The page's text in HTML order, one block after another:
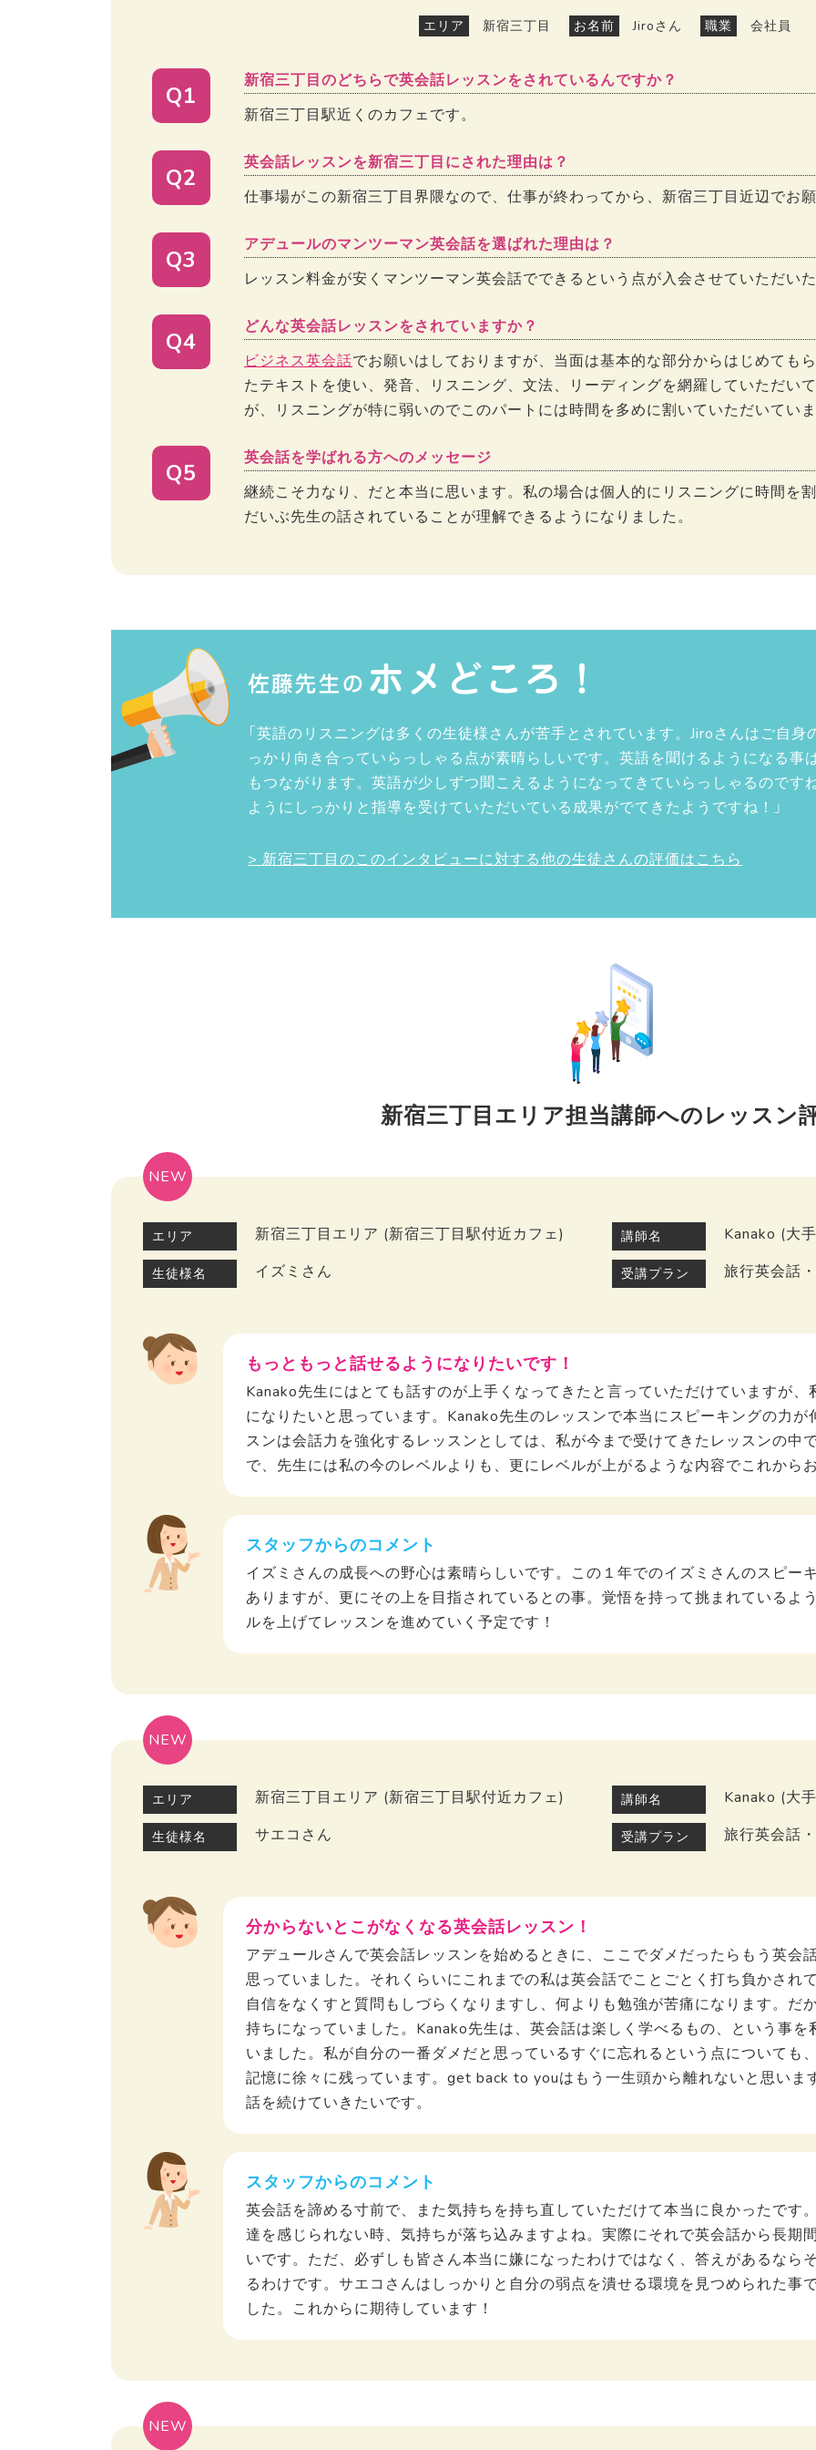
エリア 新宿三丁目 お名前 Jiroさん 職業 会社員
Q1
新宿三丁目のどちらで英会話レッスンをされているんですか？
新宿三丁目駅近くのカフェです。
Q2
英会話レッスンを新宿三丁目にされた理由は？
仕事場がこの新宿三丁目界隈なので、仕事が終わってから、新宿三丁目近辺でお
Q3
アデュールのマンツーマン英会話を選ばれた理由は？
レッスン料金が安くマンツーマン英会話でできるという点が入会させていただい
Q4
どんな英会話レッスンをされていますか？
ビジネス英会話でお願いはしておりますが、当面は基本的な部分からはじめても
たテキストを使い、発音、リスニング、文法、リーディングを網羅していただい
が、リスニングが特に弱いのでこのパートには時間を多めに割いていただいてい
Q5
英会話を学ばれる方へのメッセージ
継続こそ力なり、だと本当に思います。私の場合は個人的にリスニングに時間を
だいぶ先生の話されていることが理解できるようになりました。
「英語のリスニングは多くの生徒様さんが苦手とされています。Jiroさんはご自身
っかり向き合っていらっしゃる点が素晴らしいです。英語を聞けるようになる事
もつながります。英語が少しずつ聞こえるようになってきていらっしゃるのです
ようにしっかりと指導を受けていただいている成果がでてきたようですね！」
> 新宿三丁目のこのインタビューに対する他の生徒さんの評価はこちら
新宿三丁目エリア担当講師へのレッスン
NEW
エリア 新宿三丁目エリア (新宿三丁目駅付近カフェ) 講師名 Kanako (大
生徒様名 イズミさん 受講プラン 旅行英会話
もっともっと話せるようになりたいです！
Kanako先生にはとても話すのが上手くなってきたと言っていただけていますが
になりたいと思っています。Kanako先生のレッスンで本当にスピーキングの力
スンは会話力を強化するレッスンとしては、私が今まで受けてきたレッスンの中
で、先生には私の今のレベルよりも、更にレベルが上がるような内容でこれから
スタッフからのコメント
イズミさんの成長への野心は素晴らしいです。この１年でのイズミさんのスピー
ありますが、更にその上を目指されているとの事。覚悟を持って挑まれているよ
ルを上げてレッスンを進めていく予定です！
NEW
エリア 新宿三丁目エリア (新宿三丁目駅付近カフェ) 講師名 Kanako (大
生徒様名 サエコさん 受講プラン 旅行英会話
分からないとこがなくなる英会話レッスン！
アデュールさんで英会話レッスンを始めるときに、ここでダメだったらもう英会
思っていました。それくらいにこれまでの私は英会話でことごとく打ち負かされ
自信をなくすと質問もしづらくなりますし、何よりも勉強が苦痛になります。だ
持ちになっていました。Kanako先生は、英会話は楽しく学べるもの、という事
いました。私が自分の一番ダメだと思っているすぐに忘れるという点についても
記憶に徐々に残っています。get back to youはもう一生頭から離れないと思いま
話を続けていきたいです。
スタッフからのコメント
英会話を諦める寸前で、また気持ちを持ち直していただけて本当に良かったです
達を感じられない時、気持ちが落ち込みますよね。実際にそれで英会話から長期
いです。ただ、必ずしも皆さん本当に嫌になったわけではなく、答えがあるなら
るわけです。サエコさんはしっかりと自分の弱点を潰せる環境を見つめられた事
した。これからに期待しています！
NEW